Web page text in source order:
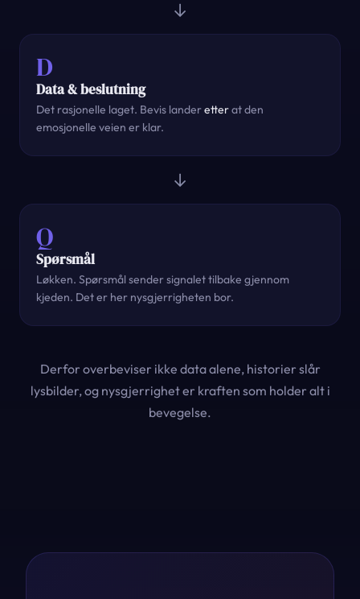
→
D
Data & beslutning
Det rasjonelle laget. Bevis landeretterat den
emosjonelle veien er klar.
→
Q
Spørsmål
Løkken. Spørsmål sender signalet tilbake gjennom
kjeden. Det er her nysgjerrigheten bor.
Derfor overbeviser ikke data alene, historier slår
lysbilder, og nysgjerrighet er kraften som holder alt i
bevegelse.